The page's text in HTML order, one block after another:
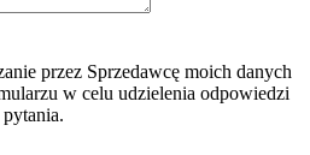
przez Sprzedawcę moich danych
w celu udzielenia odpowiedzi